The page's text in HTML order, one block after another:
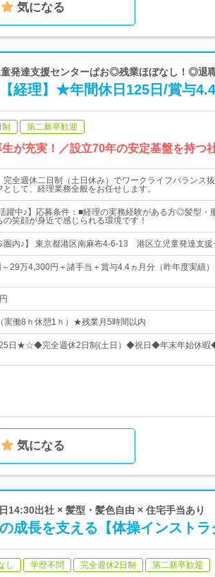
気になる
発達支援センターぱお◎残業ほぼなし！◎退
経理】★年間休日125日/賞与
第二新卒歓迎
が充実！／設立70年の安定基盤を持つ
完全週休二日制（土日休み）でワークライフバランス
して、経理業務全般をお任せします。
躍中♪】応募条件：■経理の実務経験がある方◎髪型・
笑顔が身近で感じられる環境です！
圏内♪】 東京都港区南麻布4-6-13 港区立児童発達支
29万4,300円＋諸手当＋賞与4.4ヵ月分（昨年度実績
実働8ｈ休憩1ｈ）★残業月5時間以内
日★☆◆完全週休2日制(土日）◆祝日◆年末年始休暇
気になる
14:30出社 × 髪型・髪色自由 × 住宅手当あり
成長を支える【体操インストラ
し 学歴不問 完全週休2日制 第二新卒歓迎